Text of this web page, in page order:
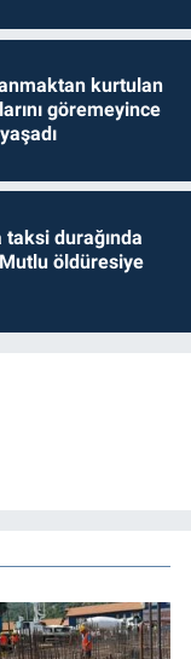
kurtulan
göremeyince
durağında
öldüresiye